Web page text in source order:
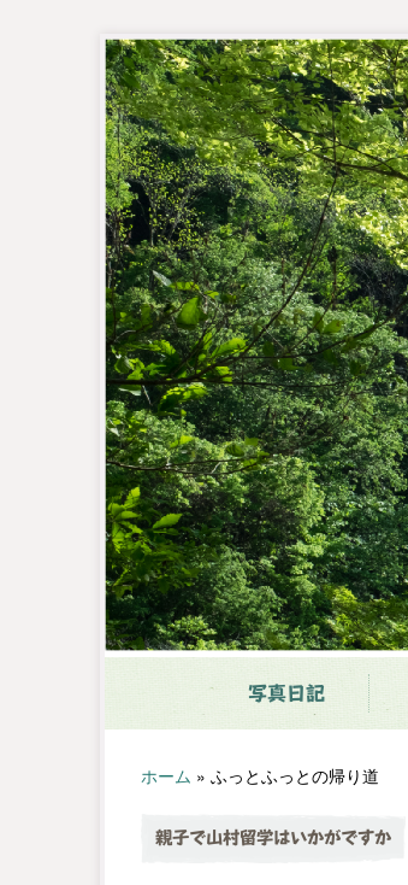
写真日記
ホーム » ふっとふっとの帰り道
親子で山村留学はいかがですか